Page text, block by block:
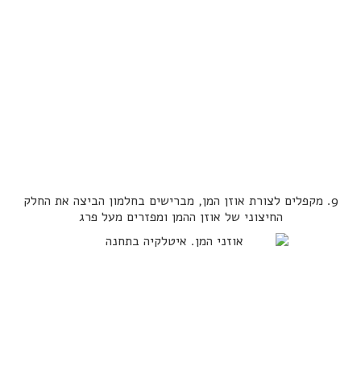
9. מקפלים לצורת אוזן המן, מברישים בחלמון הביצה את החלק
החיצוני של אוזן ההמן ומפזרים מעל פרג